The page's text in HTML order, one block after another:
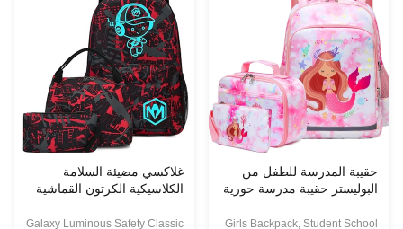
حقيبة المدرسة للطفل من
البوليستر حقيبة مدرسة حورية
Girls Backpack, Student School
غلاكسي مضيئة السلامة
الكلاسيكية الكرتون القماشية
المحمولة الكتف حقيبة
Galaxy Luminous Safety Classic